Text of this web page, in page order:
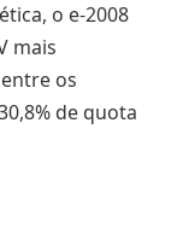
o e-2008
mais
os
de quota